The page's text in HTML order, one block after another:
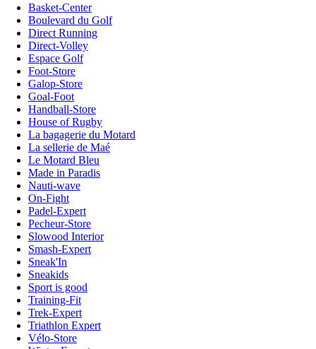
Basket-Center
Boulevard du Golf
Direct Running
Direct-Volley
Espace Golf
Foot-Store
Galop-Store
Goal-Foot
Handball-Store
House of Rugby
La bagagerie du Motard
La sellerie de Maé
Le Motard Bleu
Made in Paradis
Nauti-wave
On-Fight
Padel-Expert
Pecheur-Store
Slowood Interior
Smash-Expert
Sneak'In
Sneakids
Sport is good
Training-Fit
Trek-Expert
Triathlon Expert
Vélo-Store